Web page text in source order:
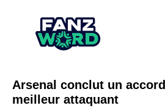
Arsenal conclut un
meilleur attaquant